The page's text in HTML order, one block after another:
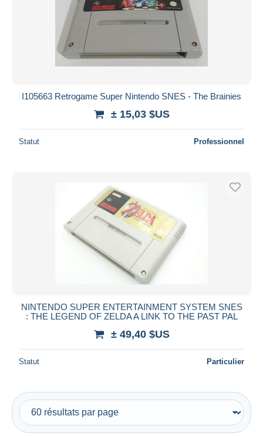
I105663 Retrogame Super Nintendo SNES - The Brainies
± 15,03 $US
Statut Professionnel
NINTENDO SUPER ENTERTAINMENT SYSTEM SNES
: THE LEGEND OF ZELDA A LINK TO THE PAST PAL
± 49,40 $US
Statut Particulier